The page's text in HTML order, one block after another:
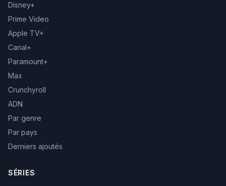
Disney+
Prime Video
Apple TV+
Canal+
Paramount+
Max
Crunchyroll
ADN
Par genre
Par pays
Derniers ajoutés
SÉRIES